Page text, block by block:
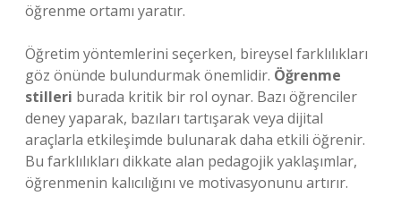
öğrenme ortamı yaratır.
Öğretim yöntemlerini seçerken, bireysel farklılıkları
göz önünde bulundurmak önemlidir. Öğrenme
stilleri burada kritik bir rol oynar. Bazı öğrenciler
deney yaparak, bazıları tartışarak veya dijital
araçlarla etkileşimde bulunarak daha etkili öğrenir.
Bu farklılıkları dikkate alan pedagojik yaklaşımlar,
öğrenmenin kalıcılığını ve motivasyonunu artırır.